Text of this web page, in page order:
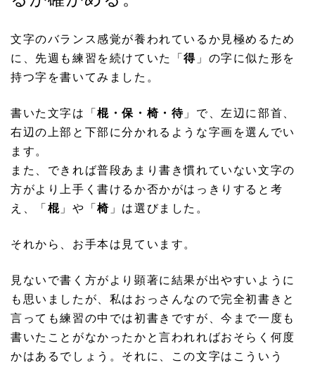
文字のバランス感覚が養われているか見極めるため
に、先週も練習を続けていた「得 」の字に似た形を
持つ字を書いてみました。
書いた文字は「棍・保・椅・待 」で、左辺に部首、
右辺の上部と下部に分かれるような字画を選んでい
ます。
また、できれば普段あまり書き慣れていない文字の
方がより上手く書けるか否かがはっきりすると考
え、「棍 」や「椅 」は選びました。
それから、お手本は見ています。
見ないで書く方がより顕著に結果が出やすいように
も思いましたが、私はおっさんなので完全初書きと
言っても練習の中では初書きですが、今まで一度も
書いたことがなかったかと言われればおそらく何度
かはあるでしょう。それに、この文字はこういう